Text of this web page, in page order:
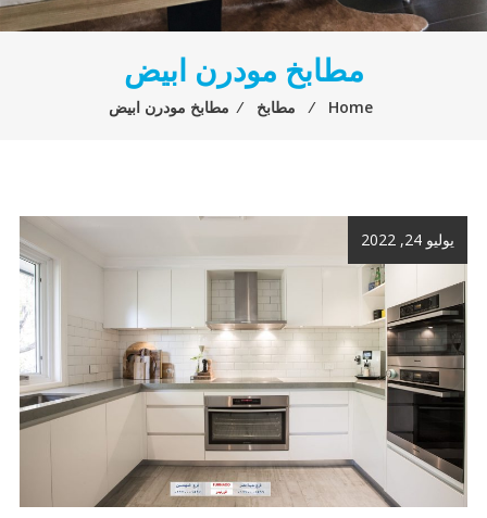
مطابخ مودرن ابيض
Home
⁄ مطابخ ⁄ مطابخ مودرن ابيض
يوليو 24, 2022